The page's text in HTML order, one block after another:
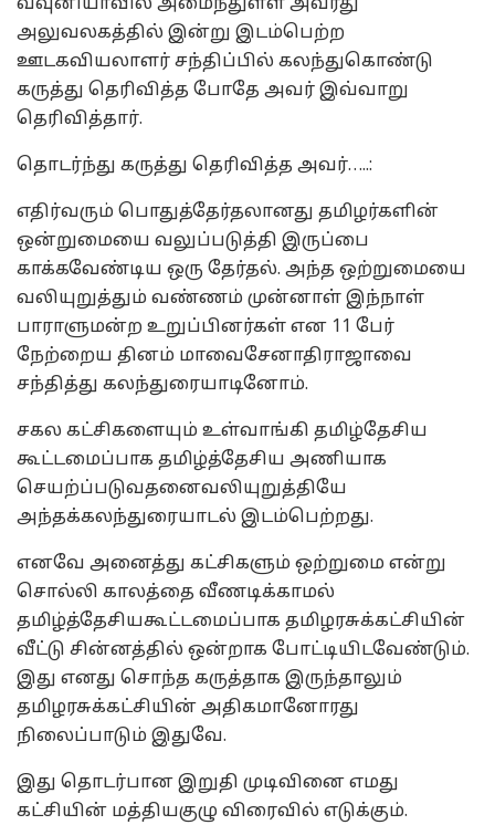
வவுனியாவில் அமைந்துள்ள அவரது
அலுவலகத்தில் இன்று இடம்பெற்ற
ஊடகவியலாளர் சந்திப்பில் கலந்துகொண்டு
கருத்து தெரிவித்த போதே அவர் இவ்வாறு
தெரிவித்தார்.
தொடர்ந்து கருத்து தெரிவித்த அவர்…..:
எதிர்வரும் பொதுத்தேர்தலானது தமிழர்களின்
ஒன்றுமையை வலுப்படுத்தி இருப்பை
காக்கவேண்டிய ஒரு தேர்தல். அந்த ஒற்றுமையை
வலியுறுத்தும் வண்ணம் முன்னாள் இந்நாள்
பாராளுமன்ற உறுப்பினர்கள் என 11 பேர்
நேற்றைய தினம் மாவைசேனாதிராஜாவை
சந்தித்து கலந்துரையாடினோம்.
சகல கட்சிகளையும் உள்வாங்கி தமிழ்தேசிய
கூட்டமைப்பாக தமிழ்த்தேசிய அணியாக
செயற்ப்படுவதனைவலியுறுத்தியே
அந்தக்கலந்துரையாடல் இடம்பெற்றது.
எனவே அனைத்து கட்சிகளும் ஒற்றுமை என்று
சொல்லி காலத்தை வீணடிக்காமல்
தமிழ்த்தேசியகூட்டமைப்பாக தமிழரசுக்கட்சியின்
வீட்டு சின்னத்தில் ஒன்றாக போட்டியிடவேண்டும்.
இது எனது சொந்த கருத்தாக இருந்தாலும்
தமிழரசுக்கட்சியின் அதிகமானோரது
நிலைப்பாடும் இதுவே.
இது தொடர்பான இறுதி முடிவினை எமது
கட்சியின் மத்தியகுழு விரைவில் எடுக்கும்.